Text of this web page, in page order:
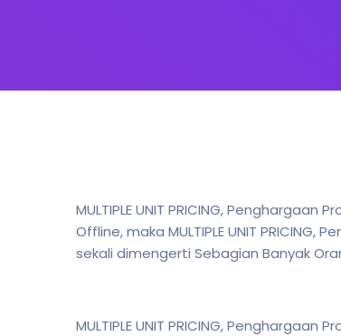
MULTIPLE UNIT PRICING,
Offline, maka MULTIPLE UNIT
sekali dimengerti Sebagian Banyak
MULTIPLE UNIT PRICING,